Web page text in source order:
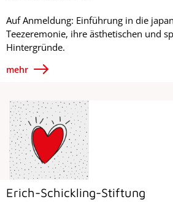
Auf Anmeldung: Einführung in die
Teezeremonie, ihre ästhetischen und
Hintergründe.
mehr
Erich-Schickling-Stiftung